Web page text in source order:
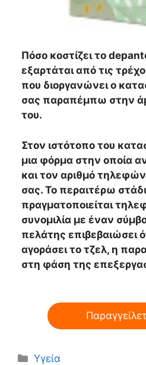
Πόσο κοστίζει το
εξαρτάται από τις
που διοργανώνει ο
σας παραπέμπω στην
του.
Στον ιστότοπο του
μια φόρμα στην οποία
και τον αριθμό
σας. Το περαιτέρω
πραγματοποιείται
συνομιλία με έναν
πελάτης επιβεβαιώσει
αγοράσει το τζελ, η
στη φάση της
Κατηγορίες
Υγεία